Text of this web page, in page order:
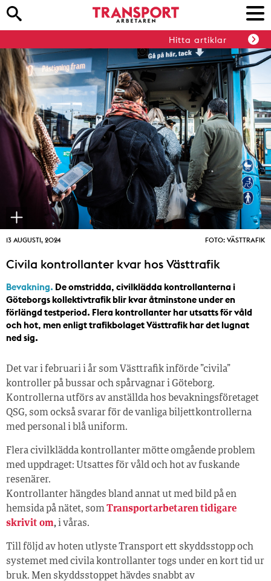
Hitta artiklar
13 AUGUSTI, 2024 FOTO: VÄSTTRAFIK
Civila kontrollanter kvar hos Västtrafik
Bevakning. De omstridda, civilklädda kontrollanterna i
Göteborgs kollektivtrafik blir kvar åtminstone under en
förlängd testperiod. Flera kontrollanter har utsatts för våld
och hot, men enligt trafikbolaget Västtrafik har det lugnat
ned sig.
Det var i februari i år som Västtrafik införde ”civila”
kontroller på bussar och spårvagnar i Göteborg.
Kontrollerna utförs av anställda hos bevakningsföretaget
QSG, som också svarar för de vanliga biljettkontrollerna
med personal i blå uniform.
Flera civilklädda kontrollanter mötte omgående problem
med uppdraget: Utsattes för våld och hot av fuskande
resenärer.
Kontrollanter hängdes bland annat ut med bild på en
hemsida på nätet, somTransportarbetaren tidigare
skrivit om,i våras.
Till följd av hoten utlyste Transport ett skyddsstopp och
systemet med civila kontrollanter togs under en kort tid ur
bruk. Men skyddsstoppet hävdes snabbt av